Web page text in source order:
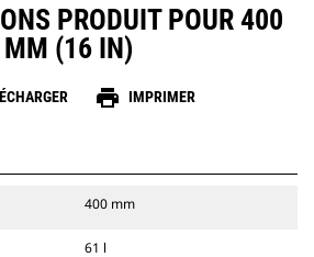
PRODUIT POUR 400
MM (16 IN)
print IMPRIMER
400 mm
61 l